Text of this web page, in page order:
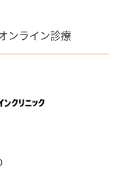
ンライン診療